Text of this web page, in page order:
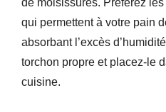
qui permettent à votre pain
absorbant l’excès
torchon propre et placez-le
cuisine.